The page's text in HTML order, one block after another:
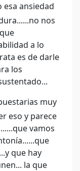
esa ansiedad
nos
a lo
es de darle
los
muy
eso y parece
vamos
que hay
la que